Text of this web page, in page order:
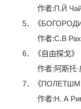
作者:П.Й
5．《
作者:С.В
6．《自由探戈
作者:阿斯托·
7．《
作者:Н. А